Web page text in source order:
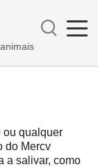
ou qualquer
do Mercv
a salivar, como